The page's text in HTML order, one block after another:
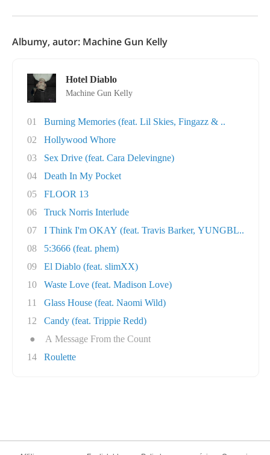
Albumy, autor: Machine Gun Kelly
Hotel Diablo
Machine Gun Kelly
01
Burning Memories (feat. Lil Skies, Fingazz & ..
02
Hollywood Whore
03
Sex Drive (feat. Cara Delevingne)
04
Death In My Pocket
05
FLOOR 13
06
Truck Norris Interlude
07
I Think I'm OKAY (feat. Travis Barker, YUNGBL..
08
5:3666 (feat. phem)
09
El Diablo (feat. slimXX)
10
Waste Love (feat. Madison Love)
11
Glass House (feat. Naomi Wild)
12
Candy (feat. Trippie Redd)
●
A Message From the Count
14
Roulette